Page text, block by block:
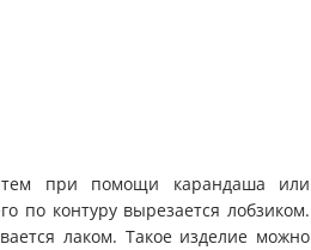
при помощи карандаша или
по контуру вырезается лобзиком.
лаком. Такое изделие можно